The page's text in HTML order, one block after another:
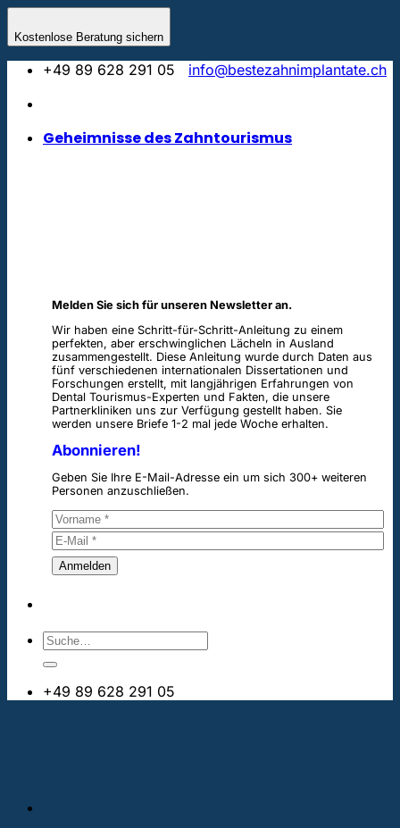
Kostenlose Beratung sichern
content
+49 89 628 291 05
info@bestezahnimplantate.ch
Geheimnisse des Zahntourismus
Melden Sie sich für unseren Newsletter an.
Wir haben eine Schritt-für-Schritt-Anleitung zu einem
perfekten, aber erschwinglichen Lächeln in Ausland
zusammengestellt. Diese Anleitung wurde durch Daten aus
fünf verschiedenen internationalen Dissertationen und
Forschungen erstellt, mit langjährigen Erfahrungen von
Dental Tourismus-Experten und Fakten, die unsere
Partnerkliniken uns zur Verfügung gestellt haben. Sie
werden unsere Briefe 1-2 mal jede Woche erhalten.
Abonnieren!
Geben Sie Ihre E-Mail-Adresse ein um sich 300+ weiteren
Personen anzuschließen.
+49 89 628 291 05